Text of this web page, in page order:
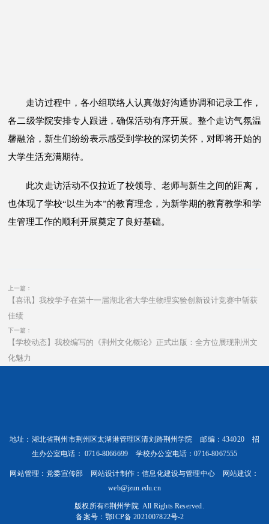
走访过程中，各小组联络人认真做好沟通协调和记录工作，
各二级学院安排专人跟进，确保活动有序开展。整个走访气氛温
馨融洽，新生们纷纷表示感受到学校的深切关怀，对即将开始的
大学生活充满期待。
此次走访活动不仅拉近了校领导、老师与新生之间的距离，
也体现了学校“以生为本”的教育理念，为新学期的教育教学和学
生管理工作的顺利开展奠定了良好基础。
上一篇：
【喜讯】我校学子在第十一届湖北省大学生物理实验创新设计竞赛中斩获
佳绩
下一篇：
【学校动态】我校编写的《荆州文化概论》正式出版：全方位展现荆州文
化魅力
地址：湖北省荆州市荆州区太湖港管理区清刘路荆州学院 邮编：434020 招
生办公室电话： 0716-8066699 学校办公室电话：0716-8067555
网站管理：党委宣传部 网站设计制作：信息化建设与管理中心 网站建议：
web@jzun.edu.cn
版权所有©️荆州学院 All Rights Reserved.
备案号：鄂ICP备 2021007822号-2